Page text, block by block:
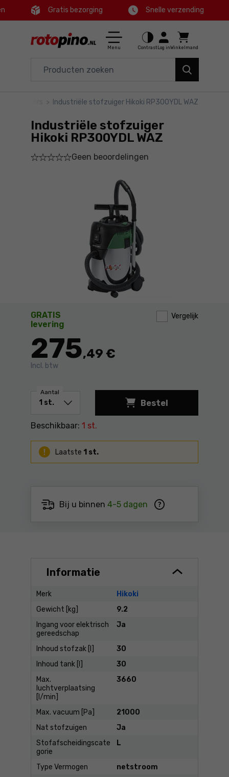
Ctrl
Hoofdmenu
Productinformatie
Bestel
Gedetailleerde informatie
Voettekst
Sitemap
Gratis bezorging Snelle verzending
Menu Contrast Log inWinkelmand
Huis en tuin
Aanbiedingen
> Industriële stofzuiger Hikoki RP300YDL WAZ
Industriële stofzuiger
Hikoki RP300YDL WAZ
Geen beoordelingen
GRATIS
levering
Vergelijk
275,49 €
Incl. btw
Aantal
Bestel
Beschikbaar: 1 st.
Laatste 1 st.
Bij u binnen 4-5 dagen
Informatie
Merk
Hikoki
Gewicht [kg]
9.2
Ingang voor elektrisch
gereedschap
Ja
Inhoud stofzak [l]
30
Inhoud tank [l]
30
Max.
luchtverplaatsing
[l/min]
3660
Max. vacuum [Pa]
21000
Nat stofzuigen
Ja
Stofafscheidingscate
gorie
L
Type Vermogen
netstroom